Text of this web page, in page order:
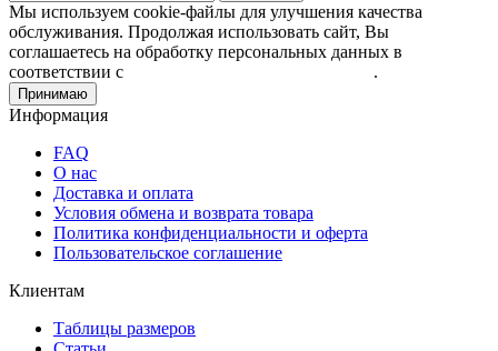
Мы используем cookie-файлы для улучшения качества
обслуживания. Продолжая использовать сайт, Вы
соглашаетесь на обработку персональных данных в
соответствии с
.
Принимаю
Информация
FAQ
О нас
Доставка и оплата
Условия обмена и возврата товара
Политика конфиденциальности и оферта
Пользовательское соглашение
Клиентам
Таблицы размеров